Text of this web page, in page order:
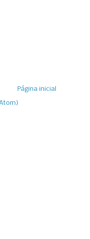
Página inicial